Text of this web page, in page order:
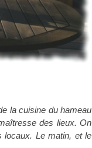
la cuisine du hameau
des lieux. On
locaux. Le matin, et le